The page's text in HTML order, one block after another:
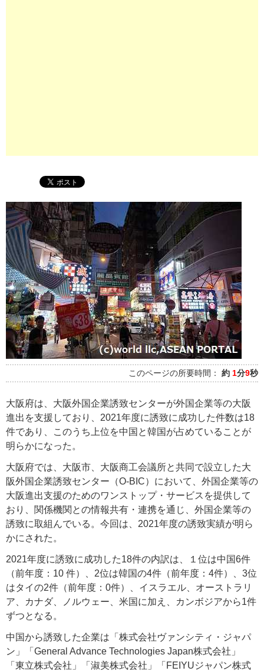
このページの所要時間： 約 1分9秒
大阪府は、大阪外国企業誘致センターが外国企業等の大阪
進出を支援しており、2021年度に誘致に成功した件数は18
件であり、このうち上位を中国と韓国が占めていることが
明らかになった。
大阪府では、大阪市、大阪商工会議所と共同で設立した大
阪外国企業誘致センター（O-BIC）において、外国企業等の
大阪進出支援のためのワンストップ・サービスを提供して
おり、関係機関との情報共有・連携を通じ、外国企業等の
誘致に取組んでいる。今回は、2021年度の誘致実績が明ら
かにされた。
2021年度に誘致に成功した18件の内訳は、１位は中国6件
（前年度：10 件）、2位は韓国の4件（前年度：4件）、3位
はタイの2件（前年度：0件）、イスラエル、オーストラリ
ア、カナダ、ノルウェー、米国に加え、カンボジアから1件
ずつとなる。
中国から誘致した企業は「株式会社ヴァンシティ・ジャパ
ン」「General Advance Technologies Japan株式会社」
「東立株式会社」「淑美株式会社」「FEIYUジャパン株式